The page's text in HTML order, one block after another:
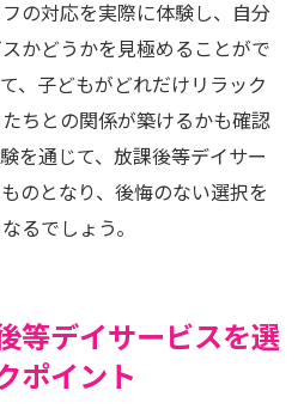
の対応を実際に体験し、自分
かどうかを見極めることがで
、子どもがどれだけリラック
ちとの関係が築けるかも確認
を通じて、放課後等デイサー
のとなり、後悔のない選択を
るでしょう。
等デイサービスを選
ポイント